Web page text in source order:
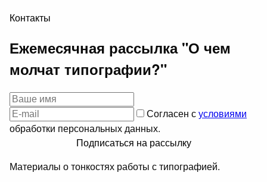
Контакты
Ежемесячная рассылка "О чем
молчат типографии?"
Согласен сусловиями
обработки персональных данных.
Подписаться на рассылку
Материалы о тонкостях работы с типографией.